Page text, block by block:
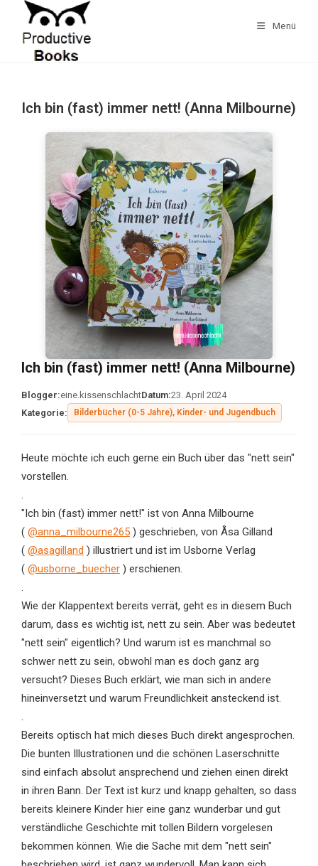
springen
Menü
Ich bin (fast) immer nett! (Anna Milbourne)
Ich bin (fast) immer nett! (Anna Milbourne)
Blogger:eine.kissenschlachtDatum:23. April 2024
Kategorie:
Bilderbücher (0-5 Jahre), Kinder- und Jugendbuch
Heute möchte ich euch gerne ein Buch über das "nett sein"
vorstellen.
.
"Ich bin (fast) immer nett!" ist von Anna Milbourne
( @anna_milbourne265) geschrieben, von Åsa Gilland
( @asagilland ) illustriert und ist im Usborne Verlag
( @usborne_buecher) erschienen.
.
Wie der Klappentext bereits verrät, geht es in diesem Buch
darum, dass es wichtig ist, nett zu sein. Aber was bedeutet
"nett sein" eigentlich? Und warum ist es manchmal so
schwer nett zu sein, obwohl man es doch ganz arg
versucht? Dieses Buch erklärt, wie man sich in andere
hineinversetzt und warum Freundlichkeit ansteckend ist.
.
Bereits optisch hat mich dieses Buch direkt angesprochen.
Die bunten Illustrationen und die schönen Laserschnitte
sind einfach absolut ansprechend und ziehen einen direkt
in ihren Bann. Der Text ist kurz und knapp gehalten, so dass
bereits kleinere Kinder hier eine ganz wunderbar und gut
verständliche Geschichte mit tollen Bildern vorgelesen
bekommen können. Wie die Sache mit dem "nett sein"